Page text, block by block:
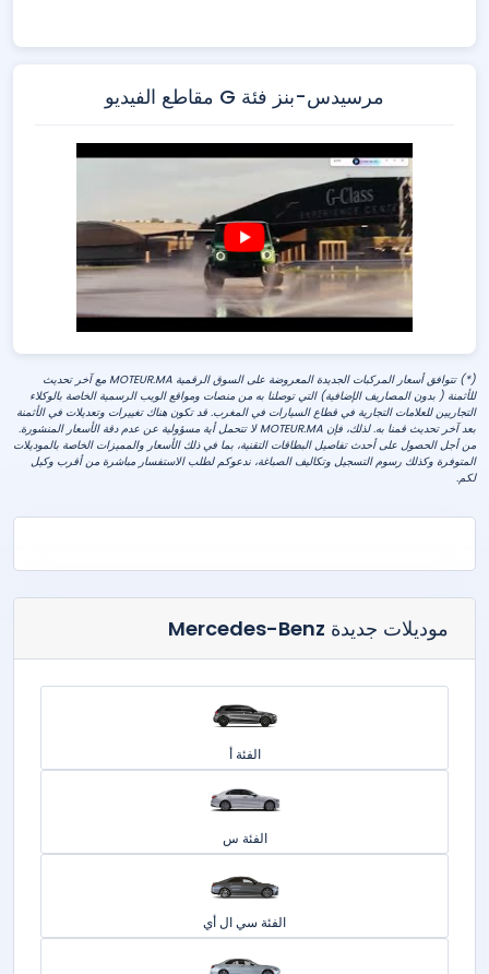
مرسيدس-بنز فئة G مقاطع الفيديو
(*) تتوافق أسعار المركبات الجديدة المعروضة على السوق الرقمية MOTEUR.MA مع آخر تحديث
للأثمنة ( بدون المصاريف الإضافية) التي توصلنا به من منصات ومواقع الويب الرسمية الخاصة بالوكلاء
التجاريين للعلامات التجارية في قطاع السيارات في المغرب. قد تكون هناك تغييرات وتعديلات في الأثمنة
بعد آخر تحديث قمنا به. لذلك، فإن MOTEUR.MA لا تتحمل أية مسؤولية عن عدم دقة الأسعار المنشورة.
من أجل الحصول على أحدث تفاصيل البطاقات التقنية، بما في ذلك الأسعار والمميزات الخاصة بالموديلات
المتوفرة وكذلك رسوم التسجيل وتكاليف الصباغة، ندعوكم لطلب الاستفسار مباشرة من أقرب وكيل
لكم.
موديلات جديدة Mercedes-Benz
الفئة أ
الفئة س
الفئة سي ال أي